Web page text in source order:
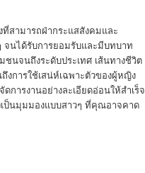
ที่สามารถฝ่ากระแสสังคมและ
จนได้รับการยอมรับและมีบทบาท
นจนถึงระดับประเทศ เส้นทางชีวิต
งการใช้เสน่ห์เฉพาะตัวของผู้หญิง
การงานอย่างละเอียดอ่อนให้สำเร็จ
เป็นมุมมองแบบสาวๆ ที่คุณอาจคาด